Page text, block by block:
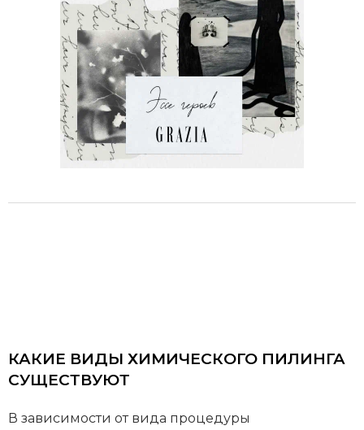
КАКИЕ ВИДЫ ХИМИЧЕСКОГО ПИЛИНГА
СУЩЕСТВУЮТ
В зависимости от вида процедуры